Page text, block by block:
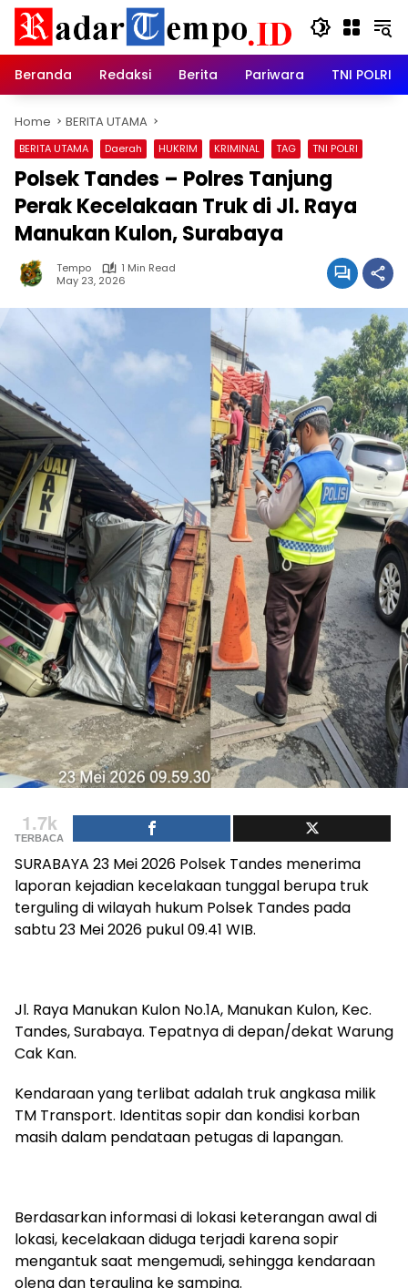
Skip
content
Beranda
Redaksi Berita Pariwara TNI POLRI
Home BERITA UTAMA
BERITA UTAMA Daerah HUKRIM KRIMINAL TAG TNI POLRI
Polsek Tandes – Polres Tanjung
Perak Kecelakaan Truk di Jl. Raya
Manukan Kulon, Surabaya
Tempo
1 Min Read
May 23, 2026
1.7k
TERBACA
SURABAYA 23 Mei 2026 Polsek Tandes menerima
laporan kejadian kecelakaan tunggal berupa truk
terguling di wilayah hukum Polsek Tandes pada
sabtu 23 Mei 2026 pukul 09.41 WIB.
Jl. Raya Manukan Kulon No.1A, Manukan Kulon, Kec.
Tandes, Surabaya. Tepatnya di depan/dekat Warung
Cak Kan.
Kendaraan yang terlibat adalah truk angkasa milik
TM Transport. Identitas sopir dan kondisi korban
masih dalam pendataan petugas di lapangan.
Berdasarkan informasi di lokasi keterangan awal di
lokasi, kecelakaan diduga terjadi karena sopir
mengantuk saat mengemudi, sehingga kendaraan
oleng dan terguling ke samping.